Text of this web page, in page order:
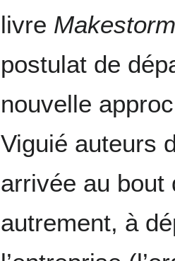
livre
postulat de
nouvelle
Viguié auteurs
arrivée au bout
autrement, à